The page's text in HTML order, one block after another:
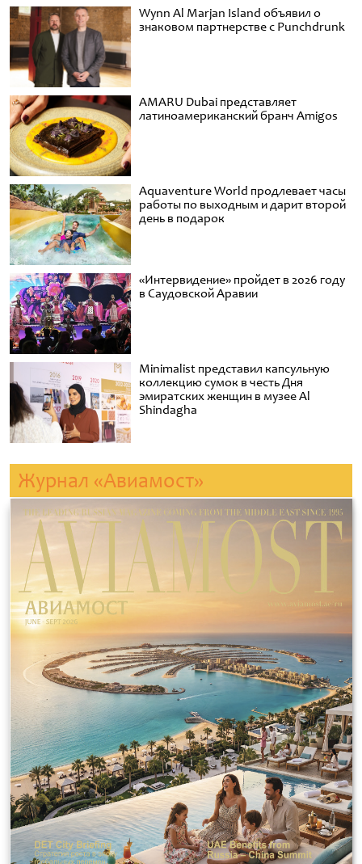
Wynn Al Marjan Island объявил о
знаковом партнерстве с Punchdrunk
AMARU Dubai представляет
латиноамериканский бранч Amigos
Aquaventure World продлевает часы
работы по выходным и дарит второй
день в подарок
«Интервидение» пройдет в 2026 году
в Саудовской Аравии
Minimalist представил капсульную
коллекцию сумок в честь Дня
эмиратских женщин в музее Al
Shindagha
Журнал «Авиамост»